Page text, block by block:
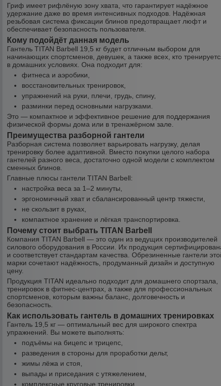
Гриф имеет рифлёную зону хвата, что гарантирует надёжное
удержание даже во время интенсивных подходов. Надёжная
резьбовая система фиксации блинов предотвращает люфт и
обеспечивает безопасность пользователя.
Кому подойдёт данная модель
Гантель TITAN Barbell 19,5 кг будет отличным выбором для
начинающих спортсменов, девушек, а также всех, кто
в домашних условиях. Она подходит для:
фитнеса и аэробики,
восстановительных тренировок,
упражнений на руки, плечи, грудь, спину,
разминки перед основными нагрузками.
Это — компактное и эффективное решение для поддержания
физической формы дома или в тренажёрном зале.
Преимущества разборной гантели
Разборная система позволяет варьировать нагрузку, делая
тренировку более адаптивной. Вместо покупки целого набора
гантелей разного веса, достаточно одной модели с комплектом
сменных блинов.
Главные плюсы гантели TITAN Barbell:
настройка веса за 1–2 минуты,
эргономичный хват и сбалансированный центр тяжести,
не скользит в руках,
компактное хранение и лёгкая транспортировка.
Почему стоит выбрать TITAN Barbell
Компания TITAN Barbell — это один из ведущих производителей
силового оборудования в России. Их продукция
и соответствует стандартам качества. Обрезиненные гантели
марки сочетают надёжность, продуманный дизайн и доступную
цену.
Продукция TITAN идеально подходит для домашнего спортзала,
тренировок в фитнес-центрах, а также для профессиональных
спортсменов, которым важны баланс, долговечность и
безопасность.
Как использовать гантель в домашних тренировках
Гантель 19,5 кг — оптимальный вес для широкого спектра
упражнений. Вы можете выполнять:
подъёмы на бицепс и трицепс,
разведения в стороны для проработки дельт,
жимы лёжа и стоя,
выпады и приседания с утяжелением,
комплексные круговые тренировки.